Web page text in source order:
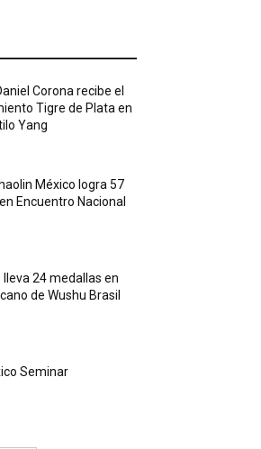
Corona recibe el
Tigre de Plata en
Yang
México logra 57
Encuentro Nacional
lleva 24 medallas en
de Wushu Brasil
Seminar